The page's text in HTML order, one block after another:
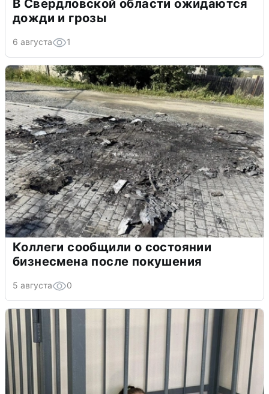
В Свердловской области ожидаются
дожди и грозы
6 августа 1
Коллеги сообщили о состоянии
бизнесмена после покушения
5 августа 0